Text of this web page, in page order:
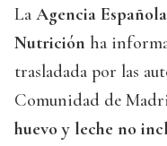
La Agencia
Nutrición ha
trasladada por las
Comunidad de
huevo y leche no